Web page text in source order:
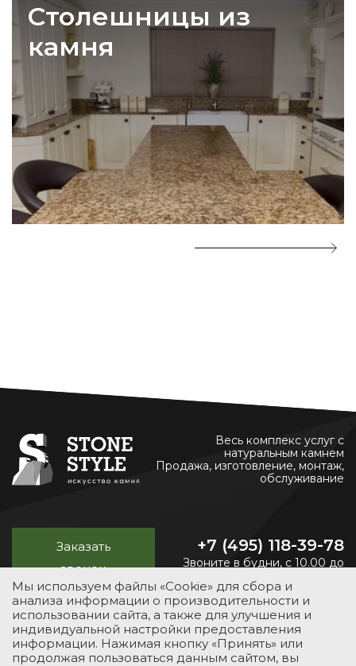
Столешницы из
камня
Весь комплекс услуг с
натуральным камнем
Продажа, изготовление, монтаж,
обслуживание
Заказать
звонок
+7 (495) 118-39-78
Звоните в будни, с 10.00 до
УСЛУГИ КАТАЛОГ ПОРТФОЛИО
О КОМПАНИИ
КОНТАКТЫ
Мы используем файлы «Cookie» для сбора и
анализа информации о производительности и
использовании сайта, а также для улучшения и
индивидуальной настройки предоставления
информации. Нажимая кнопку «Принять» или
продолжая пользоваться данным сайтом, вы